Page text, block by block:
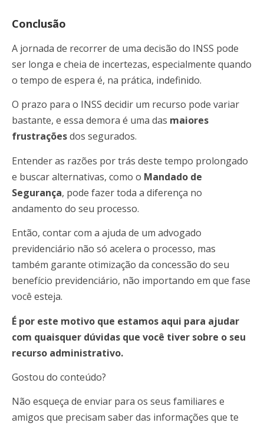
Conclusão
A jornada de recorrer de uma decisão do INSS pode
ser longa e cheia de incertezas, especialmente quando
o tempo de espera é, na prática, indefinido.
O prazo para o INSS decidir um recurso pode variar
bastante, e essa demora é uma das maiores
frustraçõesdos segurados.
Entender as razões por trás deste tempo prolongado
e buscar alternativas, como o Mandado de
Segurança, pode fazer toda a diferença no
andamento do seu processo.
Então, contar com a ajuda de um advogado
previdenciário não só acelera o processo, mas
também garante otimização da concessão do seu
benefício previdenciário, não importando em que fase
você esteja.
É por este motivo que estamos aqui para ajudar
com quaisquer dúvidas que você tiver sobre o seu
recurso administrativo.
Gostou do conteúdo?
Não esqueça de enviar para os seus familiares e
amigos que precisam saber das informações que te